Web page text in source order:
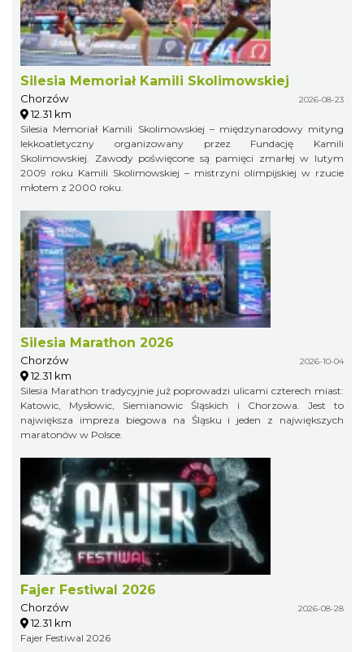
Silesia Memoriał Kamili Skolimowskiej
Chorzów 2026-08-23
12.31 km
Silesia Memoriał Kamili Skolimowskiej – międzynarodowy mityng
lekkoatletyczny organizowany przez Fundację Kamili
Skolimowskiej. Zawody poświęcone są pamięci zmarłej w lutym
2009 roku Kamili Skolimowskiej – mistrzyni olimpijskiej w rzucie
młotem z 2000 roku.
Silesia Marathon 2026
Chorzów 2026-10-04
12.31 km
Silesia Marathon tradycyjnie już poprowadzi ulicami czterech miast:
Katowic, Mysłowic, Siemianowic Śląskich i Chorzowa. Jest to
największa impreza biegowa na Śląsku i jeden z największych
maratonów w Polsce.
Fajer Festiwal 2026
Chorzów 2026-08-28
12.31 km
Fajer Festiwal 2026